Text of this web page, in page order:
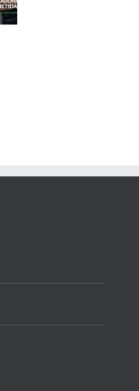
colaboran